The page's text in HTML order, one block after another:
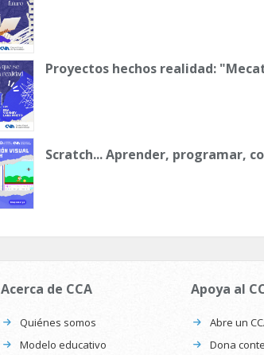
Proyectos hechos realidad:
Scratch... Aprender, programar,
Acerca de CCA
Quiénes somos
Modelo educativo
Apoya al
Abre un
Dona